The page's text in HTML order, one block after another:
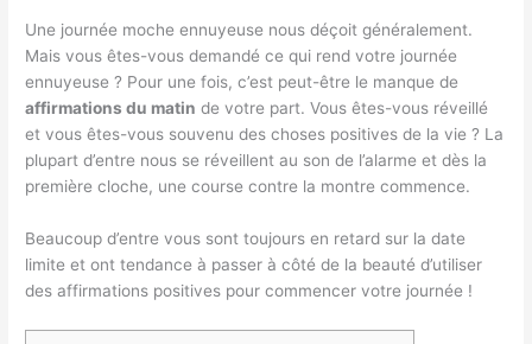
Une journée moche ennuyeuse nous déçoit généralement.
Mais vous êtes-vous demandé ce qui rend votre journée
ennuyeuse ? Pour une fois, c’est peut-être le manque de
affirmations du matin de votre part. Vous êtes-vous réveillé
et vous êtes-vous souvenu des choses positives de la vie ? La
plupart d’entre nous se réveillent au son de l’alarme et dès la
première cloche, une course contre la montre commence.
Beaucoup d’entre vous sont toujours en retard sur la date
limite et ont tendance à passer à côté de la beauté d’utiliser
des affirmations positives pour commencer votre journée !